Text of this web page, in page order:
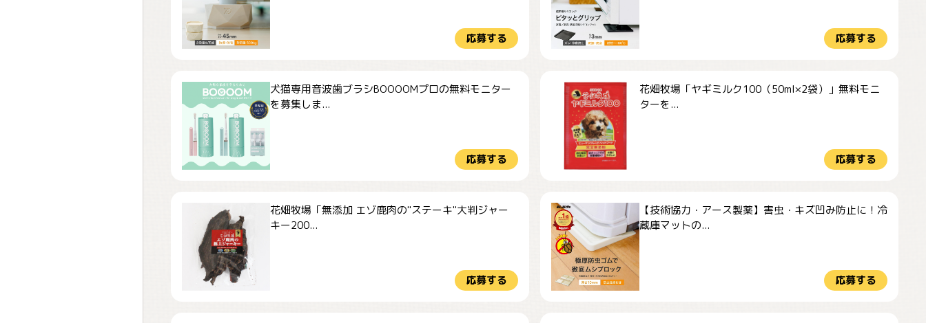
応募する 応募する
犬猫専用音波歯ブラシBOOOOMプロの無料モニター
を募集しま...
応募する
花畑牧場「ヤギミルク100（50ml×2袋）」無料モニ
ターを...
応募する
花畑牧場「無添加 エゾ鹿肉の"ステーキ"大判ジャー
キー200...
応募する
【技術協力・アース製薬】害虫・キズ凹み防止に！冷
蔵庫マットの...
応募する